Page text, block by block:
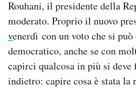
Rouhani, il presidente della
moderato. Proprio il nuovo
venerdì con un voto che si
democratico, anche se con
capirci qualcosa in più si deve
indietro: capire cosa è stata